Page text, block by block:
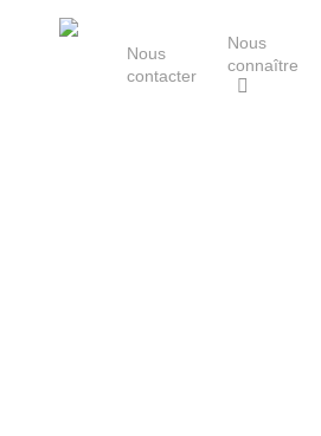
Nous
contacter
Nous
connaître